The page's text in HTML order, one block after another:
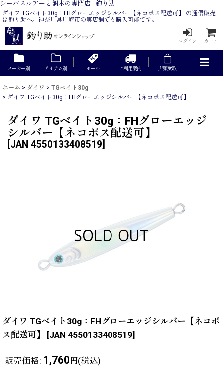
シーバスルアーと餌木の専門店 - 釣り助
ダイワ TGベイト30g：FHグローエッジシルバー【ネコポス配送可】 の通信販売
は釣り助へ。神奈川県川崎市の実店舗でも購入可能です。
ログイン カート
メーカー別 アイテム別 セール ご利用案内 店頭受取
ホーム > ダイワ > TGベイト30g
> ダイワ TGベイト30g：FHグローエッジシルバー【ネコポス配送可】
ダイワ TGベイト30g：FHグローエッジ
シルバー【ネコポス配送可】
JAN 4550133408519
ダイワ TGベイト30g：FHグローエッジシルバー【ネコポ
ス配送可】
[JAN 4550133408519]
販売価格: 1,760円(税込)